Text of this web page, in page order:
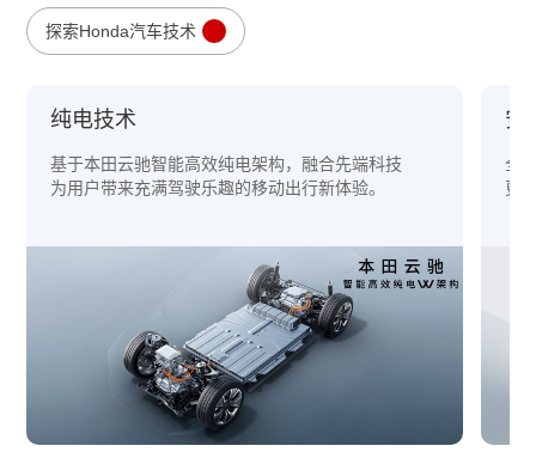
探索Honda汽车技术
纯电技术
基于本田云驰智能高效纯电架构，融合先端科技
为用户带来充满驾驶乐趣的移动出行新体验。
安
全
更